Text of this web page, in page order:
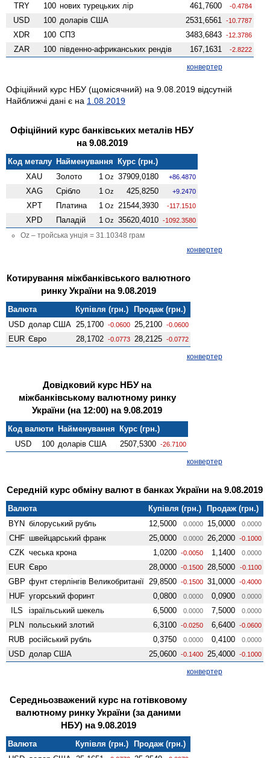
TRY 100 нових турецьких лір 461,7600 -0.4784
USD 100 доларів США 2531,6561 -10.7787
XDR 100 СПЗ 3483,6843 -12.3786
ZAR 100 південно-африканських рендів 167,1631 -2.8222
конвертер
Офіційний курс НБУ (щомісячний) на 9.08.2019 відсутній
Найближчі дані є на 1.08.2019
Офіційний курс банківських металів НБУ
на 9.08.2019
Код металу Найменування Курс (грн.)
XAU
Золото 1 Oz 37909,0180 +86.4870
XAG Срібло 1 Oz 425,8250 +9.2470
XPT Платина 1 Oz 21544,3930 -117.1510
XPD Паладій 1 Oz 35620,4010 -1092.3580
Oz – тройська унція = 31.10348 грам
конвертер
Котирування міжбанківського валютного
ринку України на 9.08.2019
Валюта Купівля (грн.)
Продаж (грн.)
USD долар США 25,1700 -0.0600 25,2100 -0.0600
EUR Євро 28,1702 -0.0773 28,2125 -0.0772
конвертер
Довідковий курс НБУ на
міжбанківському валютному ринку
України (на 12:00) на 9.08.2019
Код валюти Найменування Курс (грн.)
USD
100 доларів США 2507,5300 -26.7100
конвертер
Середній курс обміну валют в банках України на 9.08.2019
Валюта Купівля (грн.)
Продаж (грн.)
BYN білоруський рубль 12,5000 0.0000 15,0000 0.0000
CHF швейцарський франк 25,0000 0.0000 26,2000 -0.1000
CZK чеська крона 1,0200 -0.0050 1,1400 0.0000
EUR Євро 28,0000 -0.1500 28,5000 -0.1100
GBP фунт стерлінгів Велико­британії 29,8500 -0.1500 31,0000 -0.4000
HUF угорський форинт 0,0800 0.0000 0,0900 0.0000
ILS ізраїльський шекель 6,5000 0.0000 7,5000 0.0000
PLN польський злотий 6,3100 -0.0250 6,6400 -0.0600
RUB російський рубль 0,3750 0.0000 0,4100 0.0000
USD долар США 25,0600 -0.1400 25,4000 -0.1000
конвертер
Середньозважений курс на готівковому
валютному ринку України (за даними
НБУ) на 9.08.2019
Валюта Купівля (грн.)
Продаж (грн.)